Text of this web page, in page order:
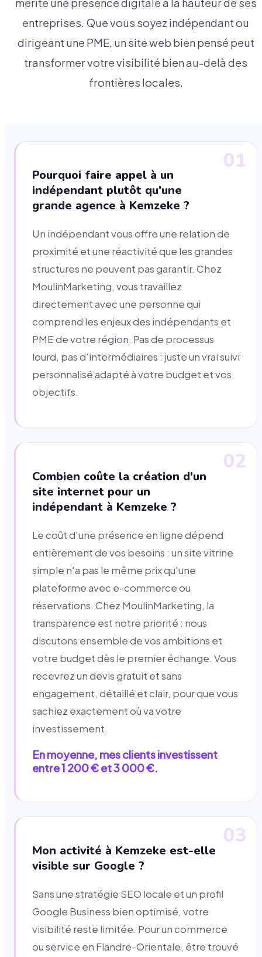
mérite une présence digitale à la hauteur de ses
entreprises. Que vous soyez indépendant ou
dirigeant une PME, un site web bien pensé peut
transformer votre visibilité bien au-delà des
frontières locales.
01
Pourquoi faire appel à un
indépendant plutôt qu'une
grande agence à Kemzeke ?
Un indépendant vous offre une relation de
proximité et une réactivité que les grandes
structures ne peuvent pas garantir. Chez
MoulinMarketing, vous travaillez
directement avec une personne qui
comprend les enjeux des indépendants et
PME de votre région. Pas de processus
lourd, pas d'intermédiaires : juste un vrai suivi
personnalisé adapté à votre budget et vos
objectifs.
02
Combien coûte la création d'un
site internet pour un
indépendant à Kemzeke ?
Le coût d'une présence en ligne dépend
entièrement de vos besoins : un site vitrine
simple n'a pas le même prix qu'une
plateforme avec e-commerce ou
réservations. Chez MoulinMarketing, la
transparence est notre priorité : nous
discutons ensemble de vos ambitions et
votre budget dès le premier échange. Vous
recevrez un devis gratuit et sans
engagement, détaillé et clair, pour que vous
sachiez exactement où va votre
investissement.
En moyenne, mes clients investissent
entre 1 200 € et 3 000 €.
03
Mon activité à Kemzeke est-elle
visible sur Google ?
Sans une stratégie SEO locale et un profil
Google Business bien optimisé, votre
visibilité reste limitée. Pour un commerce
ou service en Flandre-Orientale, être trouvé